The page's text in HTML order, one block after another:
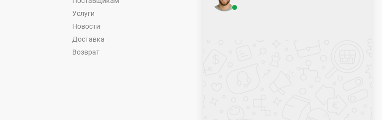
Услуги
Новости
Доставка
Возврат